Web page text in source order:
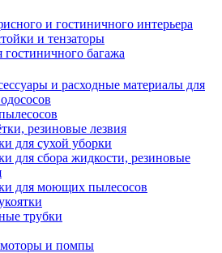
и гостиничного интерьера
и тензаторы
гостиничного багажа
и расходные материалы для
резиновые лезвия
для сухой уборки
для сбора жидкости, резиновые
для моющих пылесосов
трубки
и помпы